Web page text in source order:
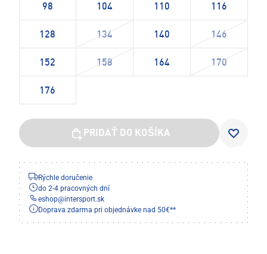
98 104 110 116
128 134 140 146
152 158 164 170
176
PRIDAŤ DO KOŠÍKA
Rýchle doručenie
do 2-4 pracovných dní
eshop@intersport.sk
Doprava zdarma pri objednávke nad 50€**